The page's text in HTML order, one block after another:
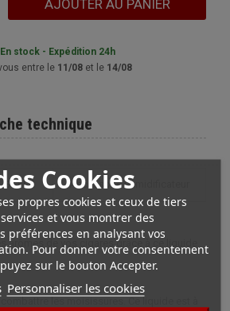
Cookies
propres cookies et ceux de tiers
et vous montrer des
préférences en analysant vos
Pour donner votre consentement
sur le bouton Accepter.
Personnaliser les cookies
AJOUTER AU PANIER
En stock - Expédition 24h
entre le 11/08et le 14/08
technique
STYLE accessoire humidificateur
arômes de vos cigares grâce à ce liquide